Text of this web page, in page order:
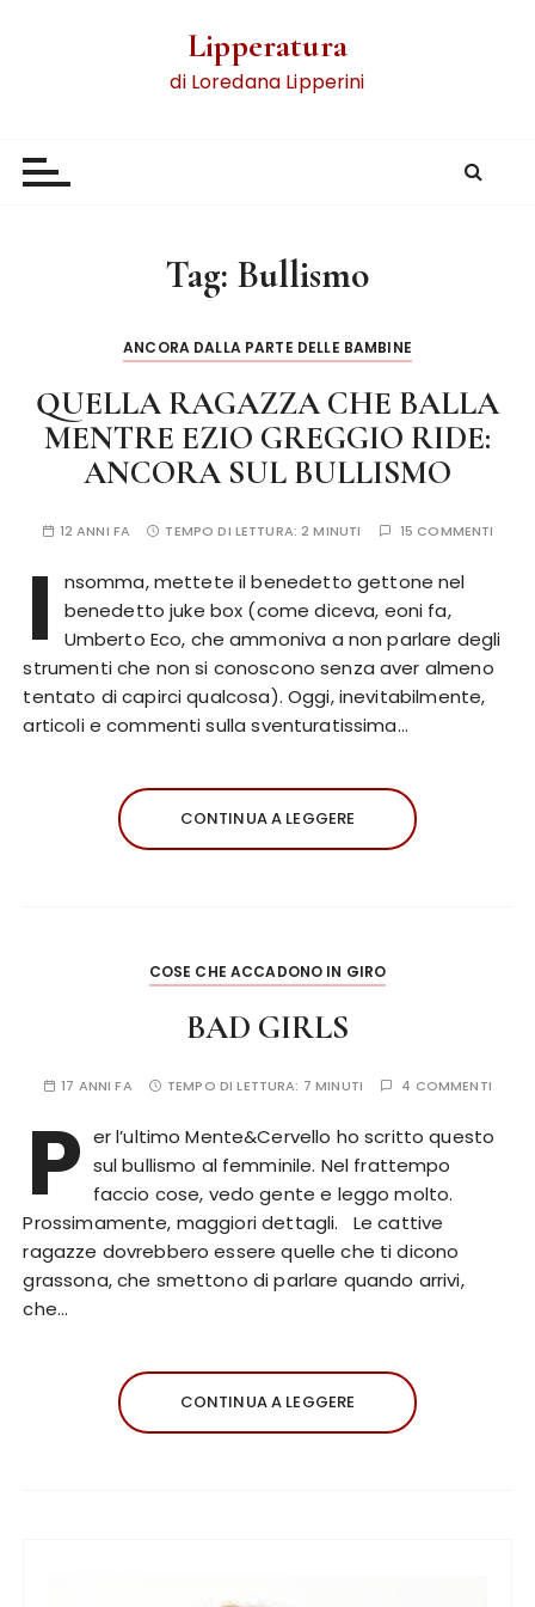
Lipperatura
di Loredana Lipperini
Tag: Bullismo
ANCORA DALLA PARTE DELLE BAMBINE
QUELLA RAGAZZA CHE BALLA
MENTRE EZIO GREGGIO RIDE:
ANCORA SUL BULLISMO
12 ANNI FA TEMPO DI LETTURA:2 MINUTI 15 COMMENTI
I
nsomma, mettete il benedetto gettone nel
benedetto juke box (come diceva, eoni fa,
Umberto Eco, che ammoniva a non parlare degli
strumenti che non si conoscono senza aver almeno
tentato di capirci qualcosa). Oggi, inevitabilmente,
articoli e commenti sulla sventuratissima…
CONTINUA A LEGGERE
COSE CHE ACCADONO IN GIRO
BAD GIRLS
17 ANNI FA TEMPO DI LETTURA: 7 MINUTI 4 COMMENTI
P er l’ultimo Mente&Cervello ho scritto questo
sul bullismo al femminile. Nel frattempo
faccio cose, vedo gente e leggo molto.
Prossimamente, maggiori dettagli. Le cattive
ragazze dovrebbero essere quelle che ti dicono
grassona, che smettono di parlare quando arrivi,
che…
CONTINUA A LEGGERE